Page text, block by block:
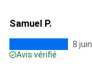
Samuel P.
8
Avis vérifié